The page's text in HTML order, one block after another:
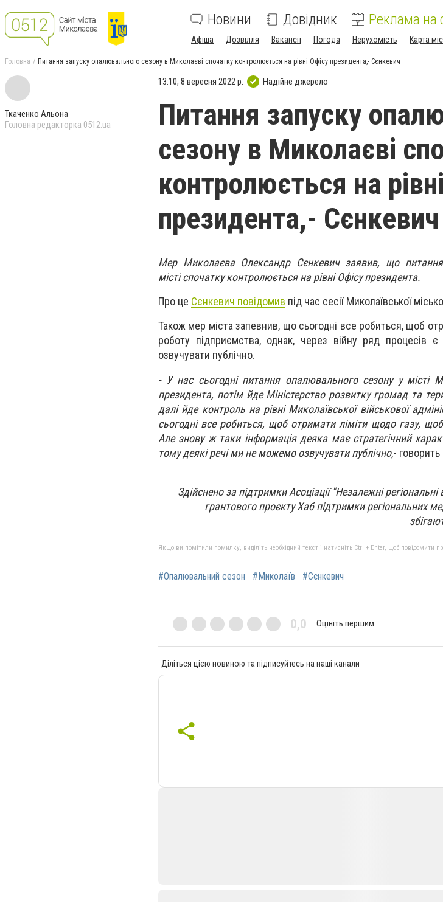
Новини Довідник Реклама на
Афіша Дозвілля Вакансії Погода Нерухомість Карта
Головна Питання запуску опалювального сезону в Миколаєві спочатку контролюється на рівні Офісу президента,- Сєнкевич
Ткаченко Альона
Головна редакторка 0512.ua
13:10, 8 вересня 2022 р. Надійне джерело
Питання запуску
сезону в Миколаєві
контролюється на
президента,- Сєнкевич
Мер Миколаєва Олександр Сєнкевич заявив, що
містіспочаткуконтролюється на рівні Офісу президента.
Про це Сєнкевич повідомив під час сесії Миколаївської
Також мер міста запевнив, що сьогодні все робиться, щоб
роботу підприємства, однак, через війну ряд
озвучувати публічно.
- У нас сьогодні питання опалювального сезону у місті
президента, потім йде Міністерство розвитку громад та
далі йде контроль на рівні Миколаївської військової
сьогодні все робиться, щоб отримати ліміти щодо газу,
Але знову ж таки інформація деяка має стратегічний
тому деякі речі ми не можемо озвучувати публічно,-
Здійснено за підтримки Асоціації "Незалежні
грантового проєкту Хаб підтримки регіональних
Якщо ви помітили помилку, виділіть необхідний текст і натисніть Ctrl + Enter, щоб повідомити
#Опалювальний сезон #Миколаїв #Сєнкевич
0,0 Оцініть першим
Діліться цією новиною та підписуйтесь на наші канали